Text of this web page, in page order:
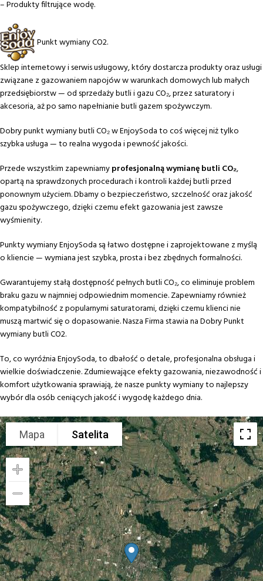
– Produkty filtrujące wodę.
Punkt wymiany CO2.
Sklep internetowy i serwis usługowy, który dostarcza produkty oraz usługi
związane z gazowaniem napojów w warunkach domowych lub małych
przedsiębiorstw — od sprzedaży butli i gazu CO₂, przez saturatory i
akcesoria, aż po samo napełnianie butli gazem spożywczym.
Dobry punkt wymiany butli CO₂ w EnjoySoda to coś więcej niż tylko
szybka usługa — to realna wygoda i pewność jakości.
Przede wszystkim zapewniamyprofesjonalną wymianę butli CO₂,
opartą na sprawdzonych procedurach i kontroli każdej butli przed
ponownym użyciem. Dbamy o bezpieczeństwo, szczelność oraz jakość
gazu spożywczego, dzięki czemu efekt gazowania jest zawsze
wyśmienity.
Punkty wymiany EnjoySoda są łatwo dostępne i zaprojektowane z myślą
o kliencie — wymiana jest szybka, prosta i bez zbędnych formalności.
Gwarantujemy stałą dostępność pełnych butli CO₂, co eliminuje problem
braku gazu w najmniej odpowiednim momencie. Zapewniamy również
kompatybilność z popularnymi saturatorami, dzięki czemu klienci nie
muszą martwić się o dopasowanie. Nasza Firma stawia na Dobry Punkt
wymiany butli CO2.
To, co wyróżnia EnjoySoda, to dbałość o detale, profesjonalna obsługa i
wielkie doświadczenie. Zdumiewające efekty gazowania, niezawodność i
komfort użytkowania sprawiają, że nasze punkty wymiany to najlepszy
wybór dla osób ceniących jakość i wygodę każdego dnia.
Mapa Satelita